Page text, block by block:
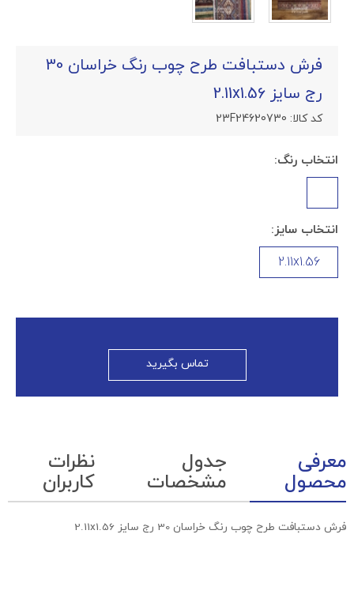
فرش دستبافت طرح چوب رنگ خراسان 30
رج سایز 2.11x1.56
کد کالا: 23F24620730
انتخاب رنگ:
انتخاب سایز:
2.11x1.56
تماس بگیرید
معرفی
محصول
جدول
مشخصات
نظرات
کاربران
فرش دستبافت طرح چوب رنگ خراسان 30 رج سایز 2.11x1.56